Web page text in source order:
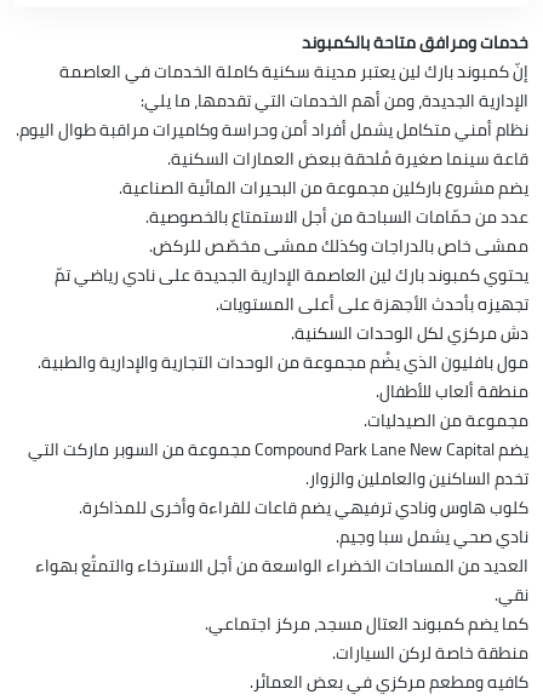
خدمات ومرافق متاحة بالكمبوند
إنّ كمبوند بارك لين يعتبر مدينة سكنية كاملة الخدمات في العاصمة
الإدارية الجديدة، ومن أهم الخدمات التي تقدمها، ما يلي:
نظام أمني متكامل يشمل أفراد أمن وحراسة وكاميرات مراقبة طوال اليوم.
قاعة سينما صغيرة مُلحقة ببعض العمارات السكنية.
يضم مشروع باركلين مجموعة من البحيرات المائية الصناعية.
عدد من حمّامات السباحة من أجل الاستمتاع بالخصوصية.
ممشى خاص بالدراجات وكذلك ممشى مخصّص للركض.
يحتوي كمبوند بارك لين العاصمة الإدارية الجديدة على نادي رياضي تمّ
تجهيزه بأحدث الأجهزة على أعلى المستويات.
دش مركزي لكل الوحدات السكنية.
مول بافليون الذي يضُم مجموعة من الوحدات التجارية والإدارية والطبية.
منطقة ألعاب للأطفال.
مجموعة من الصيدليات.
يضم Compound Park Lane New Capital مجموعة من السوبر ماركت التي
تخدم الساكنين والعاملين والزوار.
كلوب هاوس ونادي ترفيهي يضم قاعات للقراءة وأخرى للمذاكرة.
نادي صحي يشمل سبا وجيم.
العديد من المساحات الخضراء الواسعة من أجل الاسترخاء والتمتُع بهواء
نقي.
كما يضم كمبوند العتال مسجد، مركز اجتماعي.
منطقة خاصة لركن السيارات.
كافيه ومطعم مركزي في بعض العمائر.